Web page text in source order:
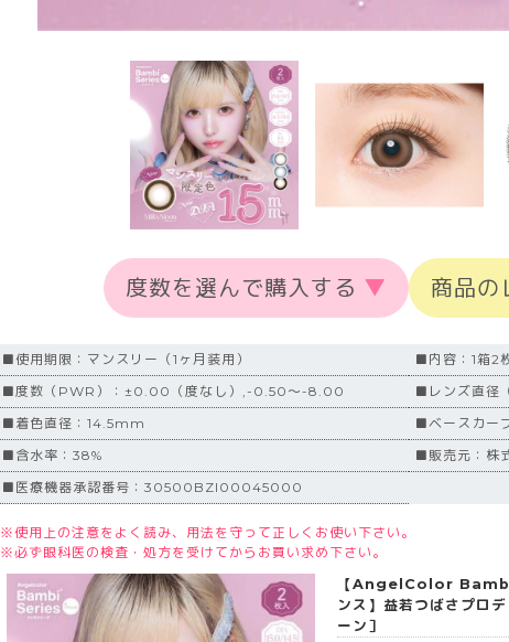
度数を選んで購入する ▼ 商品の
■使用期限：マンスリー（1ヶ月装用）
■内容：1箱2
■度数（PWR）：±0.00（度なし）,-0.50～-8.00
■レンズ直径
■着色直径：14.5mm
■ベースカー
■含水率：38%
■販売元：株
■医療機器承認番号：30500BZI00045000
※使用上の注意をよく読み、用法を守って正しくお使い下さい。
※必ず眼科医の検査・処方を受けてからお買い求め下さい。
【AngelColor Bambi
ンス】益若つばさプロ
ーン］